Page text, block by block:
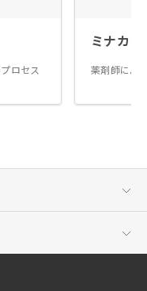
ロセス
ミナカ
薬剤師によ